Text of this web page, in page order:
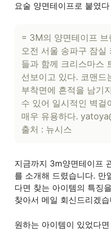
요술 양면테이프로 붙였
= 3M의 양면테이프 브
오전 서울 송파구 잠실
들과 함께 크리스마스
선보이고 있다. 코맨드
부착면에 흔적을 남기
수 있어 일시적인 벽걸
매우 유용하다.
출처 : 뉴시스
지금까지 3m양면테이프
를 소개해 드렸습니다. 만
다면 찾는 아이템의 특징
찾아서 메일 회신드리겠
원하는 아이템이 있었다